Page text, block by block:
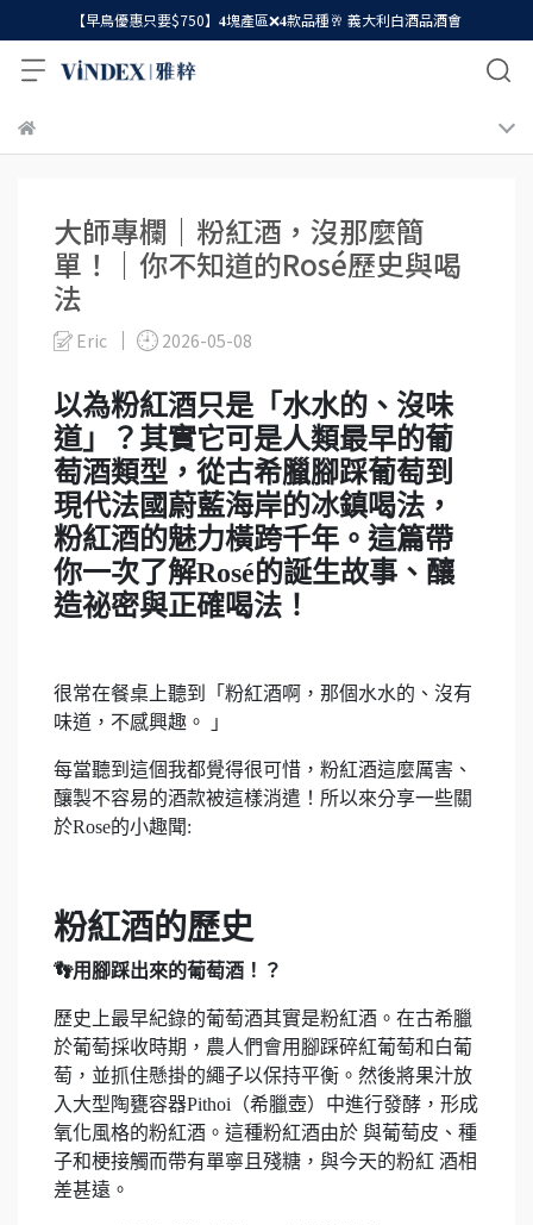
【早鳥優惠只要$750】𝟒塊產區❌𝟒款品種🥂 義大利白酒品酒會
大師專欄｜粉紅酒，沒那麼簡
單！｜你不知道的Rosé歷史與喝
法
Eric 2026-05-08
以為粉紅酒只是「水水的、沒味
道」？其實它可是人類最早的葡
萄酒類型，從古希臘腳踩葡萄到
現代法國蔚藍海岸的冰鎮喝法，
粉紅酒的魅力橫跨千年。這篇帶
你一次了解Rosé的誕生故事、釀
造祕密與正確喝法！
很常在餐桌上聽到「粉紅酒啊，那個水水的、沒有
味道，不感興趣。 」
每當聽到這個我都覺得很可惜，粉紅酒這麼厲害、
釀製不容易的酒款被這樣消遣！所以來分享一些關
於Rose的小趣聞:
粉紅酒的歷史
👣用腳踩出來的葡萄酒！？
歷史上最早紀錄的葡萄酒其實是粉紅酒。在古希臘
於葡萄採收時期，農人們會用腳踩碎紅葡萄和白葡
萄，並抓住懸掛的繩子以保持平衡。然後將果汁放
入大型陶甕容器Pithoi（希臘壺）中進行發酵，形成
氧化風格的粉紅酒。這種粉紅酒由於 與葡萄皮、種
子和梗接觸而帶有單寧且殘糖，與今天的粉紅 酒相
差甚遠。